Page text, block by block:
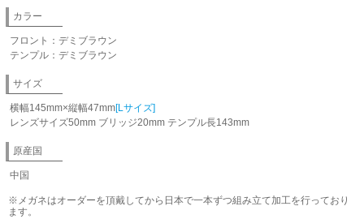
カラー
フロント：デミブラウン
テンプル：デミブラウン
サイズ
横幅145mm×縦幅47mm[Lサイズ]
レンズサイズ50mm ブリッジ20mm テンプル長143mm
原産国
中国
※メガネはオーダーを頂戴してから日本で一本ずつ組み立て加工を行っており
ます。